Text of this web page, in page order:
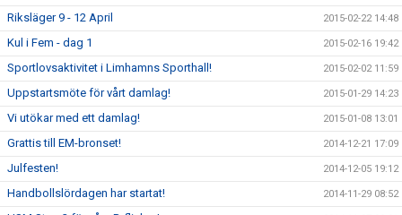
Riksläger 9 - 12 April 2015-02-22 14:48
Kul i Fem - dag 1 2015-02-16 19:42
Sportlovsaktivitet i Limhamns Sporthall! 2015-02-02 11:59
Uppstartsmöte för vårt damlag! 2015-01-29 14:23
Vi utökar med ett damlag! 2015-01-08 13:01
Grattis till EM-bronset! 2014-12-21 17:09
Julfesten! 2014-12-05 19:12
Handbollslördagen har startat! 2014-11-29 08:52